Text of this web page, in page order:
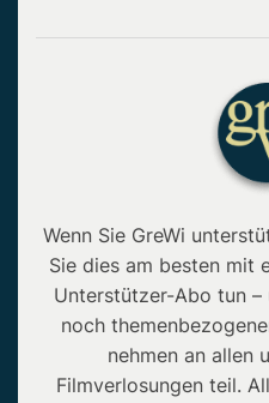
Wenn Sie GreWi
Sie dies am besten mit
Unterstützer-Abo tun
noch
nehmen an allen
Filmverlosungen teil.